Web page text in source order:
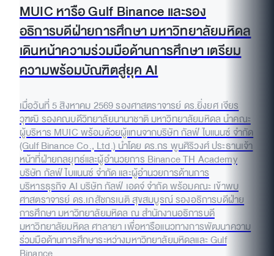
MUIC หารือ Gulf Binance และรอง
อธิการบดีฝ่ายการศึกษา มหาวิทยาลัยมหิดล
เดินหน้าความร่วมมือด้านการศึกษา เตรียม
ความพร้อมบัณฑิตสู่ยุค AI
เมื่อวันที่ 5 สิงหาคม 2569 รองศาสตราจารย์ ดร.ยิ่งยศ เจียร
วุฑฒิ รองคณบดีวิทยาลัยนานาชาติ มหาวิทยาลัยมหิดล นำคณะ
ผู้บริหาร MUIC พร้อมด้วยผู้แทนจากบริษัท กัลฟ์ ไบแนนซ์ จำกัด
(Gulf Binance Co., Ltd.) นำโดย ดร.กร พูนศิริวงศ์ ประธานเจ้า
หน้าที่ฝ่ายกลยุทธ์และผู้อำนวยการ Binance TH Academy
บริษัท กัลฟ์ ไบแนนซ์ จำกัด และผู้อำนวยการด้านการ
บริหารธุรกิจ AI บริษัท กัลฟ์ เอดจ์ จำกัด พร้อมคณะ เข้าพบ
ศาสตราจารย์ ดร.เภสัชกรเนติ สุขสมบูรณ์ รองอธิการบดีฝ่าย
การศึกษา มหาวิทยาลัยมหิดล ณ สำนักงานอธิการบดี
มหาวิทยาลัยมหิดล ศาลายา เพื่อหารือแนวทางการพัฒนาความ
ร่วมมือด้านการศึกษาระหว่างมหาวิทยาลัยมหิดลและ Gulf